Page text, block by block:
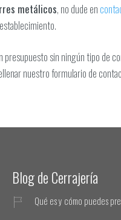
metálicos, no dude en
sin ningún tipo de
nuestro formulario de
Blog de Cerrajería
Qué es y cómo puedes